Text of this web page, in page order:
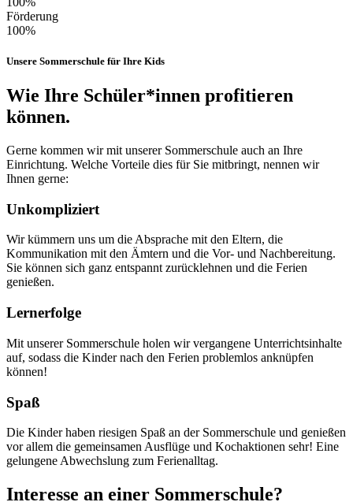
Förderung
100%
Unsere Sommerschule für Ihre Kids
Wie Ihre Schüler*innen profitieren
können.
Gerne kommen wir mit unserer Sommerschule auch an Ihre
Einrichtung. Welche Vorteile dies für Sie mitbringt, nennen wir
Ihnen gerne:
Unkompliziert
Wir kümmern uns um die Absprache mit den Eltern, die
Kommunikation mit den Ämtern und die Vor- und Nachbereitung.
Sie können sich ganz entspannt zurücklehnen und die Ferien
genießen.
Lernerfolge
Mit unserer Sommerschule holen wir vergangene Unterrichtsinhalte
auf, sodass die Kinder nach den Ferien problemlos anknüpfen
können!
Spaß
Die Kinder haben riesigen Spaß an der Sommerschule und genießen
vor allem die gemeinsamen Ausflüge und Kochaktionen sehr! Eine
gelungene Abwechslung zum Ferienalltag.
Interesse an einer Sommerschule?